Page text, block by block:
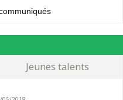
Jeunes talents